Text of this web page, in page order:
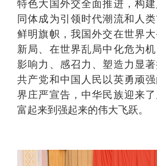
特色大国外交全面推进，构
同体成为引领时代潮流和人
鲜明旗帜，我国外交在世界大
新局、在世界乱局中化危为
影响力、感召力、塑造力显
共产党和中国人民以英勇顽
界庄严宣告，中华民族迎来了
富起来到强起来的伟大飞跃。